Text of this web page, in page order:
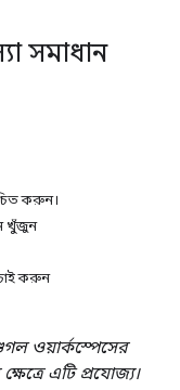
সমাধান
করুন।
খুঁজুন
করুন
ওয়ার্কস্পেসের
এটি প্রযোজ্য।